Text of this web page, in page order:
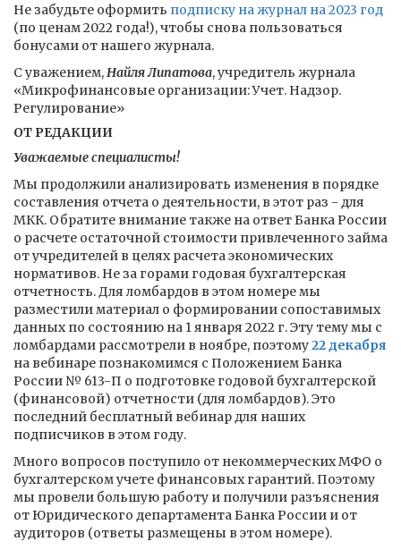
Не забудьте оформить подписку на журнал на 2023 год
(по ценам 2022 года!), чтобы снова пользоваться
бонусами от нашего журнала.
С уважением,Найля Липатова, учредитель журнала
«Микрофинансовые организации: Учет. Надзор.
Регулирование»
ОТ РЕДАКЦИИ
Уважаемые специалисты!
Мы продолжили анализировать изменения в порядке
составления отчета о деятельности, в этот раз - для
МКК. Обратите внимание также на ответ Банка России
о расчете остаточной стоимости привлеченного займа
от учредителей в целях расчета экономических
нормативов. Не за горами годовая бухгалтерская
отчетность. Для ломбардов в этом номере мы
разместили материал о формировании сопоставимых
данных по состоянию на 1 января 2022 г. Эту тему мы с
ломбардами рассмотрели в ноябре, поэтому22 декабря
на вебинаре познакомимся с Положением Банка
России № 613-П о подготовке годовой бухгалтерской
(финансовой) отчетности (для ломбардов). Это
последний бесплатный вебинар для наших
подписчиков в этом году.
Много вопросов поступило от некоммерческих МФО о
бухгалтерском учете финансовых гарантий. Поэтому
мы провели большую работу и получили разъяснения
от Юридического департамента Банка России и от
аудиторов (ответы размещены в этом номере).